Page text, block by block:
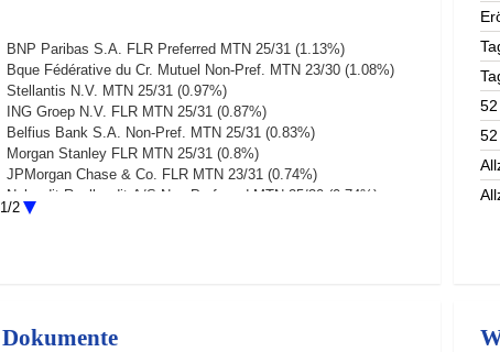
BNP Paribas S.A. FLR Preferred MTN 25/31 (1.13%)
Bque Fédérative du Cr. Mutuel Non-Pref. MTN 23/30 (1.08%)
Stellantis N.V. MTN 25/31 (0.97%)
ING Groep N.V. FLR MTN 25/31 (0.87%)
Belfius Bank S.A. Non-Pref. MTN 25/31 (0.83%)
Morgan Stanley FLR MTN 25/31 (0.8%)
JPMorgan Chase & Co. FLR MTN 23/31 (0.74%)
Nykredit Realkredit A/S Non-Preferred MTN 25/30 (0.74%)
Commerzbank AG FLR MTN S.1031 24/31 (0.73%)
1/2
Dokumente